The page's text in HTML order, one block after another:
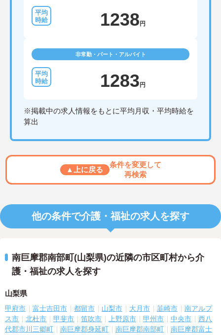
1238 円
非常勤・パート・アルバイト
1283 円
※掲載中の求人情報をもとに平均月収・平均時給を
算出
▲上に戻る
条件を変更して
再検索
他の条件で介護・福祉の求人を探す
南巨摩郡南部町(山梨県)の近隣の市区町村から介
護・福祉の求人を探す
山梨県
甲府市 富士吉田市 都留市 山梨市 大月市 韮崎市
南アルプ
ス市
北杜市 甲斐市 笛吹市 上野原市 甲州市 中央市
西八
代郡市川三郷町
南巨摩郡身延町 南巨摩郡南部町
南巨摩郡富士